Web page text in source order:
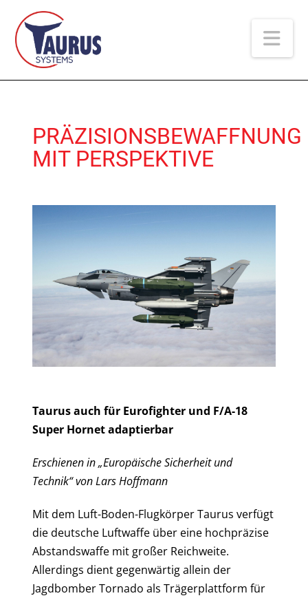
PRÄZISIONSBEWAFFNUNG
MIT PERSPEKTIVE
Taurus auch für Eurofighter und F/A-18
Super Hornet adaptierbar
Erschienen in „Europäische Sicherheit und
Technik“ von Lars Hoffmann
Mit dem Luft-Boden-Flugkörper Taurus verfügt
die deutsche Luftwaffe über eine hochpräzise
Abstandswaffe mit großer Reichweite.
Allerdings dient gegenwärtig allein der
Jagdbomber Tornado als Trägerplattform für